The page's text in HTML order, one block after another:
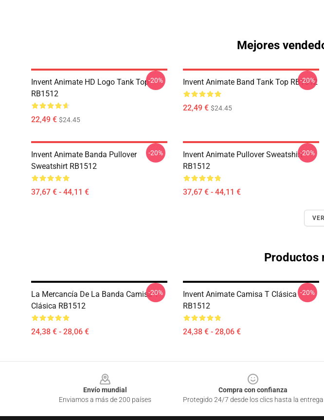
Mejores
Invent Animate HD Logo Tank Top
RB1512
22,49 € $24.45
-20% Invent Animate Band Tank Top RB1512
22,49 € $24.45
-20%
Invent Animate Banda Pullover
Sweatshirt RB1512
37,67 € - 44,11 €
-20%
Invent Animate Pullover Sweatshirt
RB1512
37,67 € - 44,11 €
-20%
Productos
La Mercancía De La Banda Camisa T
Clásica RB1512
24,38 € - 28,06 €
-20%
Invent Animate Camisa T Clásica
RB1512
24,38 € - 28,06 €
-20%
Envío mundial
Enviamos a más de 200 países
Compra con confianza
Protegido 24/7 desde los clics hasta la entrega